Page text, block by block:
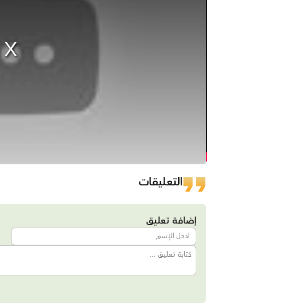
التعليقات
إضافة تعليق